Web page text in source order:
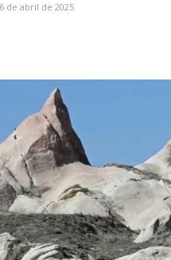
de abril de 2025